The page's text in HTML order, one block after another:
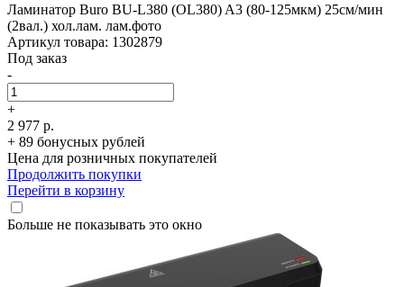
Ламинатор Buro BU-L380 (OL380) A3 (80-125мкм) 25см/­мин
(2вал.) хол.лам. лам.фото
Артикул товара: 1302879
Под заказ
-
+
2 977 р.
+ 89 бонусных рублей
Цена для розничных покупателей
Продолжить покупки
Перейти в корзину
Больше не показывать это окно